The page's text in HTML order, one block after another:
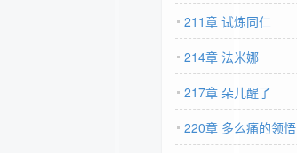
211章 试炼同仁
214章 法米娜
217章 朵儿醒了
220章 多么痛的领悟